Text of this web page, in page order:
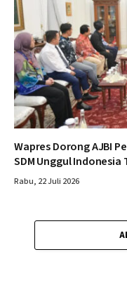
Wapres Dorong AJBI
SDM Unggul Indonesia
Rabu, 22 Juli 2026